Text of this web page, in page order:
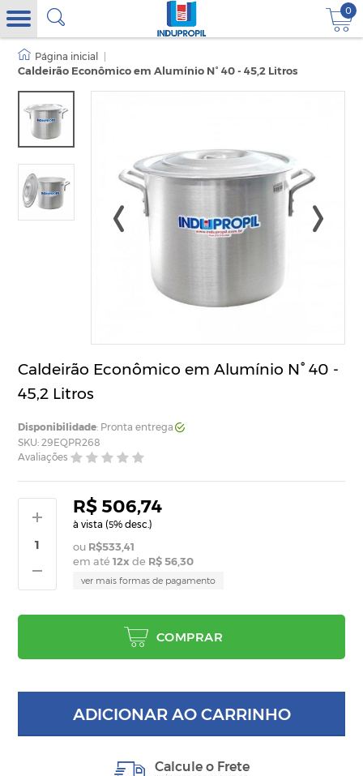
0
Caldeirão Econômico em Alumínio N° 40 - 45,2 Litros
Caldeirão Econômico em Alumínio N° 40 -
45,2 Litros
Disponibilidade: Pronta entrega
SKU: 29EQPR268
Avaliações
R$ 506,74
à vista (5% desc.)
R$533,41
em até12x de R$ 56,30
ver mais formas de pagamento
COMPRAR
ADICIONAR AO CARRINHO
Calcule o Frete